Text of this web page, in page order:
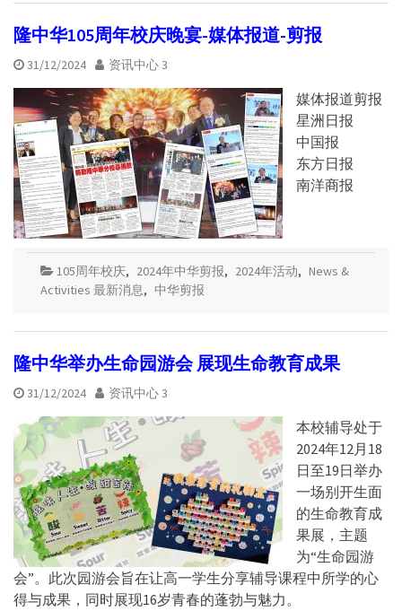
隆中华105周年校庆晚宴-媒体报道-剪报
31/12/2024 资讯中心 3
媒体报道剪报
星洲日报
中国报
东方日报
南洋商报
105周年校庆, 2024年中华剪报, 2024年活动, News &
Activities 最新消息, 中华剪报
隆中华举办生命园游会 展现生命教育成果
31/12/2024 资讯中心 3
本校辅导处于
2024年12月18
日至19日举办
一场别开生面
的生命教育成
果展，主题
为“生命园游
会”。此次园游会旨在让高一学生分享辅导课程中所学的心
得与成果，同时展现16岁青春的蓬勃与魅力。